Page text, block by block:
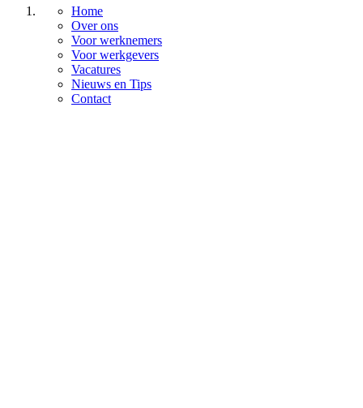
Home
Over ons
Voor werknemers
Voor werkgevers
Vacatures
Nieuws en Tips
Contact